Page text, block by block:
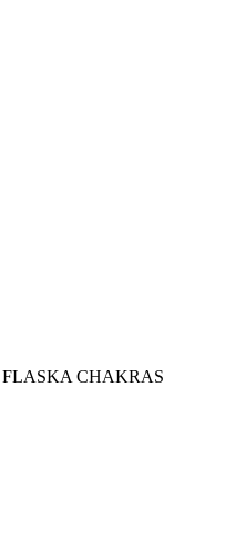
FLASKA CHAKRAS